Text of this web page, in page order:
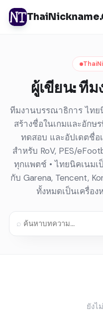
ผู้เขียน:ทีม
ทีมงานบรรณาธิการ ไทย
สร้างชื่อในเกมและอักษ
ทดสอบ และอัปเดตชื่อ
สำหรับ RoV, PES/
ทุกแพตช์ • ไทยนิคเนมเ
กับ Garena, Tencent,
ทั้งหมดเป็นเครื่อง
⌕
ยังไ